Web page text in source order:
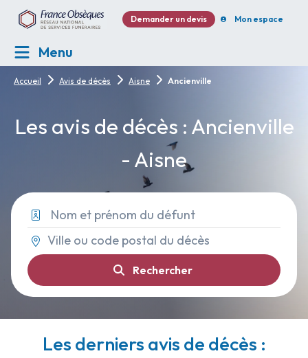
Demander un devis Mon espace
Menu
Accueil Avis de décès Aisne Ancienville
Les avis de décès : Ancienville
- Aisne
Rechercher
Les derniers avis de décès :